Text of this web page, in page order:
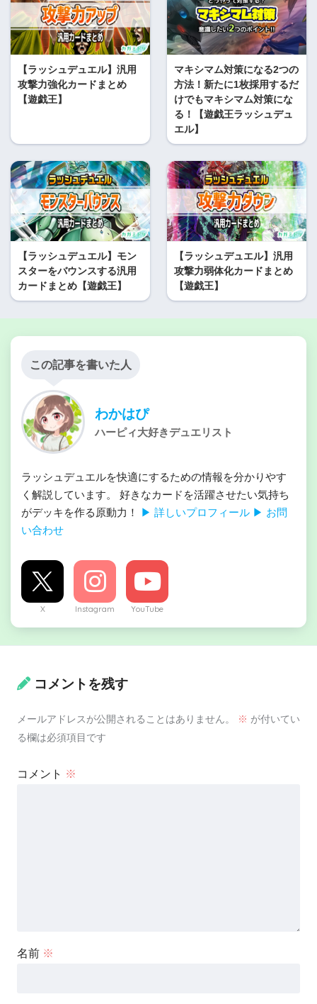
【ラッシュデュエル】汎用
攻撃力強化カードまとめ
【遊戯王】
マキシマム対策になる2つの
方法！新たに1枚採用するだ
けでもマキシマム対策にな
る！【遊戯王ラッシュデュ
エル】
【ラッシュデュエル】モン
スターをバウンスする汎用
カードまとめ【遊戯王】
【ラッシュデュエル】汎用
攻撃力弱体化カードまとめ
【遊戯王】
この記事を書いた人
わかはぴ
ハーピィ大好きデュエリスト
ラッシュデュエルを快適にするための情報を分かりやす
く解説しています。 好きなカードを活躍させたい気持ち
がデッキを作る原動力！
▶ 詳しいプロフィール ▶ お問
い合わせ
X Instagram YouTube
コメントを残す
メールアドレスが公開されることはありません。 ※ が付いてい
る欄は必須項目です
コメント ※
名前 ※